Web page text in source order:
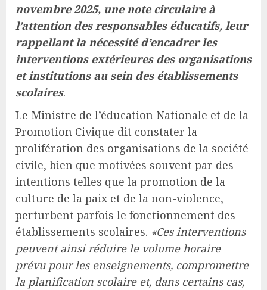
novembre 2025, une note circulaire à
l’attention des responsables éducatifs, leur
rappellant la nécessité d’encadrer les
interventions extérieures des organisations
et institutions au sein des établissements
scolaires.
Le Ministre de l’éducation Nationale et de la
Promotion Civique dit constater la
prolifération des organisations de la société
civile, bien que motivées souvent par des
intentions telles que la promotion de la
culture de la paix et de la non-violence,
perturbent parfois le fonctionnement des
établissements scolaires. «Ces interventions
peuvent ainsi réduire le volume horaire
prévu pour les enseignements, compromettre
la planification scolaire et, dans certains cas,